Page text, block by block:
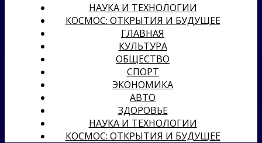
НАУКА И ТЕХНОЛОГИИ
КОСМОС: ОТКРЫТИЯ И БУДУЩЕЕ
ГЛАВНАЯ
КУЛЬТУРА
ОБЩЕСТВО
СПОРТ
ЭКОНОМИКА
АВТО
ЗДОРОВЬЕ
НАУКА И ТЕХНОЛОГИИ
КОСМОС: ОТКРЫТИЯ И БУДУЩЕЕ